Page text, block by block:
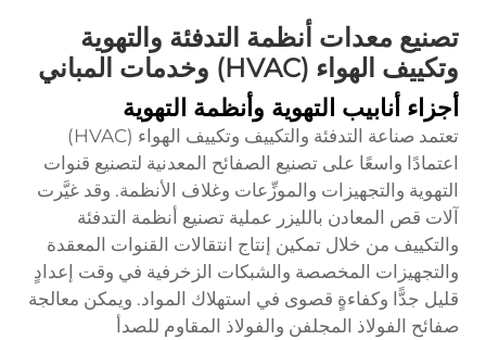
تصنيع معدات أنظمة التدفئة والتهوية
وتكييف الهواء (HVAC) وخدمات المباني
أجزاء أنابيب التهوية وأنظمة التهوية
تعتمد صناعة التدفئة والتكييف وتكييف الهواء (HVAC)
اعتمادًا واسعًا على تصنيع الصفائح المعدنية لتصنيع قنوات
التهوية والتجهيزات والموزِّعات وغلاف الأنظمة. وقد غيَّرت
آلات قص المعادن بالليزر عملية تصنيع أنظمة التدفئة
والتكييف من خلال تمكين إنتاج انتقالات القنوات المعقدة
والتجهيزات المخصصة والشبكات الزخرفية في وقت إعدادٍ
قليل جدًّا وكفاءةٍ قصوى في استهلاك المواد. ويمكن معالجة
صفائح الفولاذ المجلفن والفولاذ المقاوم للصدأ